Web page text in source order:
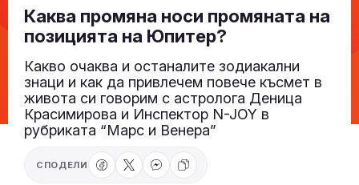
Каква промяна носи промяната на
позицията на Юпитер?
Какво очаква и останалите зодиакални
знаци и как да привлечем повече късмет в
живота си говорим с астролога Деница
Красимирова и Инспектор N-JOY в
рубриката “Марс и Венера”
СПОДЕЛИ